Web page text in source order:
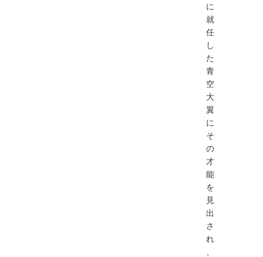
に
就
任
し
た
青
空
大
翼
に
そ
の
才
能
を
見
出
さ
れ